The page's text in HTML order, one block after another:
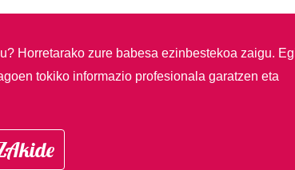
Horretarako zure babesa ezinbestekoa zaigu.
tokiko informazio profesionala garatzen eta